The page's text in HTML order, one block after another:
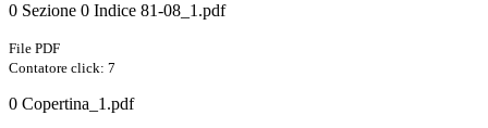
0 Sezione 0 Indice 81-08_1.pdf
File PDF
Contatore click: 7
0 Copertina_1.pdf